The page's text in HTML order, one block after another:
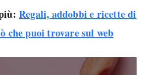
Regali, addobbi e ricette di
che puoi trovare sul web